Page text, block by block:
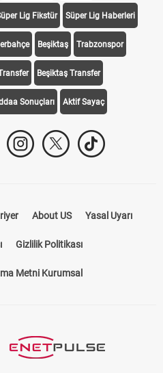
Lig Fikstür Süper Lig Haberleri
Beşiktaş Trabzonspor
Beşiktaş Transfer
Sonuçları Aktif Sayaç
About US Yasal Uyarı
Gizlilik Politikası
Metni Kurumsal